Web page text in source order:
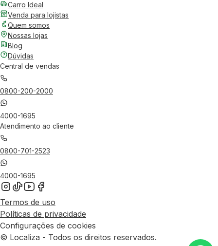
Carro Ideal
Venda para lojistas
Quem somos
Nossas lojas
Blog
Dúvidas
Central de vendas
0800-200-2000
4000-1695
Atendimento ao cliente
0800-701-2523
4000-1695
Termos de uso
Políticas de privacidade
Configurações de cookies
© Localiza - Todos os direitos reservados.